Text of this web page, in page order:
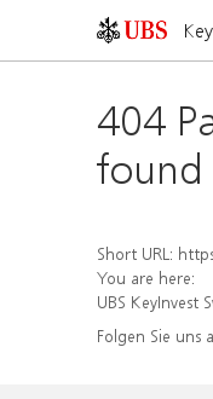
404
found
Short URL: https://
You are here:
UBS KeyInvest
Folgen Sie uns